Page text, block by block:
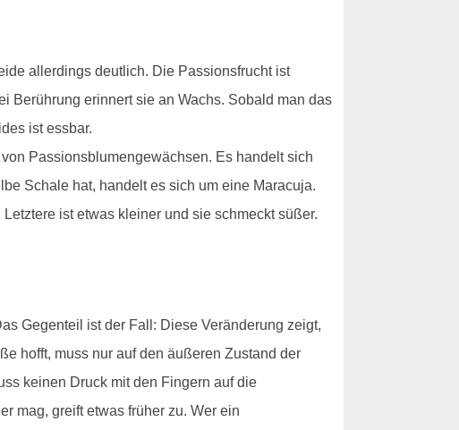
allerdings deutlich. Die Passionsfrucht ist
Berührung erinnert sie an Wachs. Sobald man das
ist essbar.
Passionsblumengewächsen. Es handelt sich
Schale hat, handelt es sich um eine Maracuja.
ist etwas kleiner und sie schmeckt süßer.
Gegenteil ist der Fall: Diese Veränderung zeigt,
hofft, muss nur auf den äußeren Zustand der
keinen Druck mit den Fingern auf die
mag, greift etwas früher zu. Wer ein